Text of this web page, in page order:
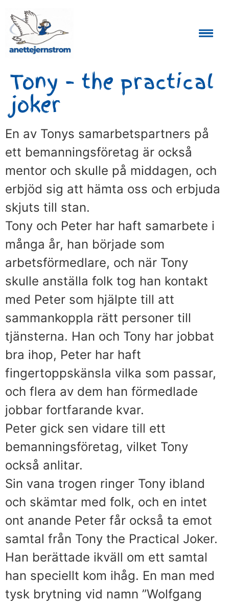
Tony – the practical
joker
En av Tonys samarbetspartners på
ett bemanningsföretag är också
mentor och skulle på middagen, och
erbjöd sig att hämta oss och erbjuda
skjuts till stan.
Tony och Peter har haft samarbete i
många år, han började som
arbetsförmedlare, och när Tony
skulle anställa folk tog han kontakt
med Peter som hjälpte till att
sammankoppla rätt personer till
tjänsterna. Han och Tony har jobbat
bra ihop, Peter har haft
fingertoppskänsla vilka som passar,
och flera av dem han förmedlade
jobbar fortfarande kvar.
Peter gick sen vidare till ett
bemanningsföretag, vilket Tony
också anlitar.
Sin vana trogen ringer Tony ibland
och skämtar med folk, och en intet
ont anande Peter får också ta emot
samtal från Tony the Practical Joker.
Han berättade ikväll om ett samtal
han speciellt kom ihåg. En man med
tysk brytning vid namn ”Wolfgang